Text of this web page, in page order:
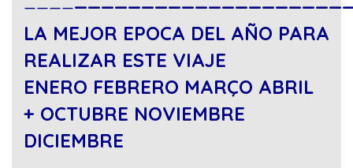
LA MEJOR EPOCA DEL AÑO PARA
REALIZAR ESTE VIAJE
ENERO FEBRERO MARÇO ABRIL
+ OCTUBRE NOVIEMBRE
DICIEMBRE